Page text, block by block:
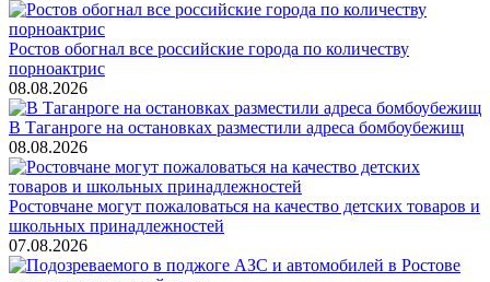
Ростов обогнал все российские города по количеству
порноактрис
08.08.2026
В Таганроге на остановках разместили адреса бомбоубежищ
08.08.2026
Ростовчане могут пожаловаться на качество детских товаров и
школьных принадлежностей
07.08.2026